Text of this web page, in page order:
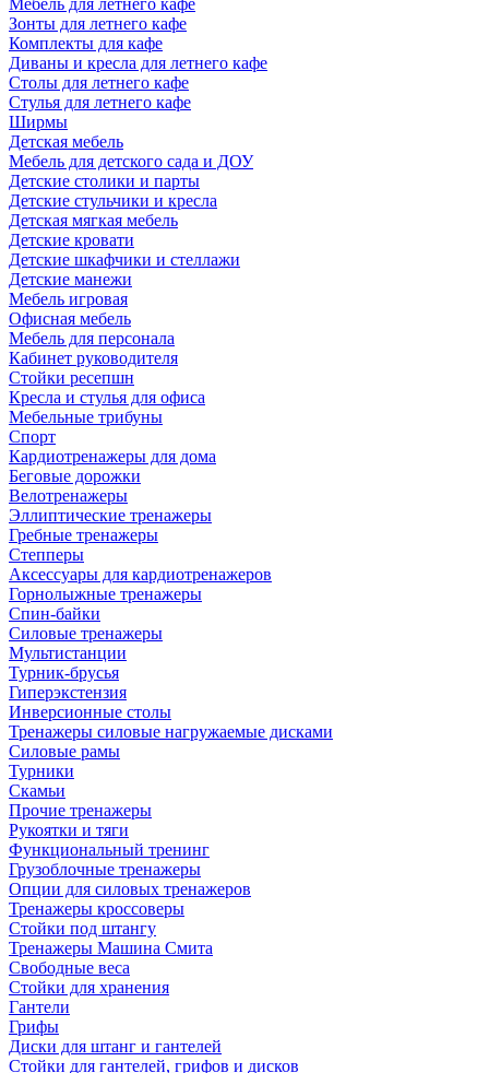
Мебель для летнего кафе
Зонты для летнего кафе
Комплекты для кафе
Диваны и кресла для летнего кафе
Столы для летнего кафе
Стулья для летнего кафе
Ширмы
Детская мебель
Мебель для детского сада и ДОУ
Детские столики и парты
Детские стульчики и кресла
Детская мягкая мебель
Детские кровати
Детские шкафчики и стеллажи
Детские манежи
Мебель игровая
Офисная мебель
Мебель для персонала
Кабинет руководителя
Стойки ресепшн
Кресла и стулья для офиса
Мебельные трибуны
Спорт
Кардиотренажеры для дома
Беговые дорожки
Велотренажеры
Эллиптические тренажеры
Гребные тренажеры
Степперы
Аксессуары для кардиотренажеров
Горнолыжные тренажеры
Спин-байки
Силовые тренажеры
Мультистанции
Турник-брусья
Гиперэкстензия
Инверсионные столы
Тренажеры силовые нагружаемые дисками
Силовые рамы
Турники
Скамьи
Прочие тренажеры
Рукоятки и тяги
Функциональный тренинг
Грузоблочные тренажеры
Опции для силовых тренажеров
Тренажеры кроссоверы
Стойки под штангу
Тренажеры Машина Смита
Свободные веса
Стойки для хранения
Гантели
Грифы
Диски для штанг и гантелей
Стойки для гантелей, грифов и дисков